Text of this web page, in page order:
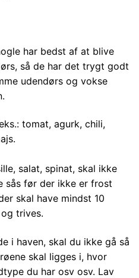
har bedst af at blive
så de har det trygt godt
udendørs og vokse
tomat, agurk, chili,
salat, spinat, skal ikke
sås før der ikke er frost
skal have mindst 10
trives.
i haven, skal du ikke gå så
skal ligges i, hvor
du har osv osv. Lav